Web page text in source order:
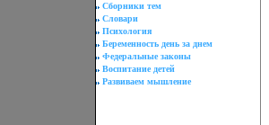
Сборники тем
Словари
Психология
Беременность день за днем
Федеральные законы
Воспитание детей
Развиваем мышление